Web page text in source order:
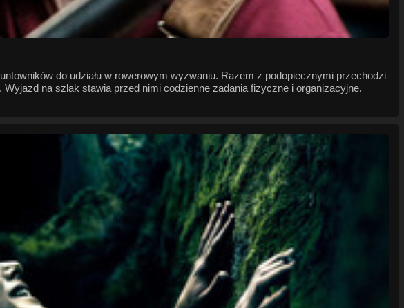
do udziału w rowerowym wyzwaniu. Razem z podopiecznymi przechodzi
na szlak stawia przed nimi codzienne zadania fizyczne i organizacyjne.